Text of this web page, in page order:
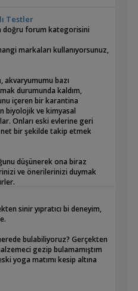
Testler
doğru forum kategorisini
markaları kullanıyorsunuz,
akvaryumumu bazı
durumunda kaldım,
içeren bir karantina
biyolojik ve kimyasal
Onları eski evlerine geri
bir şekilde takip etmek
düşünerek ona biraz
ve önerilerinizi duymak
sinir yıpratıcı bi deneyim,
bulabiliyoruz? Gerçekten
gezip bulamamıştım
yoga matımı kesip altına